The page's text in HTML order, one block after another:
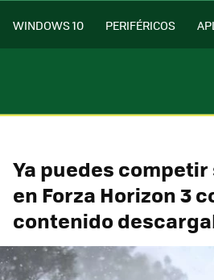
WINDOWS 10 PERIFÉRICOS
Ya puedes
en Forza Horizon 3
contenido